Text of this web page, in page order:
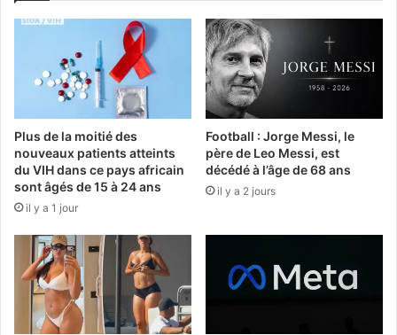
Plus de la moitié des
nouveaux patients atteints
du VIH dans ce pays africain
sont âgés de 15 à 24 ans
il y a 1 jour
Football : Jorge Messi, le
père de Leo Messi, est
décédé à l’âge de 68 ans
il y a 2 jours